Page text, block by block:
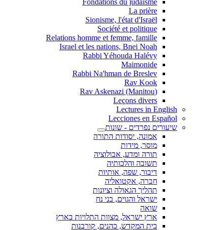
Fondations du judaisme
La prière
Sionisme, l'état d'Israël
Société et politique
Relations homme et femme, famille
Israel et les nations, Bnei Noah
Rabbi Yéhouda Halévy
Maimonide
Rabbi Na'hman de Breslev
Rav Kook
(Rav Askenazi (Manitou
Leçons divers
Lectures in English
Lecciones en Español
שיעורים נפרדים - שונות
אמונה, יסודות התורה
מוסר, מידות
תורה ומדע, אבולוציה
תשובה והלכותיה
דיבור, שפה, אותיות
חברה, אקטואליה
תהליך הגאולה וציונות
ישראל והגוים, בני נח
שואה
ארץ ישראל, מצוות התלויות בארץ
בית המקדש, כהנים, קורבנות